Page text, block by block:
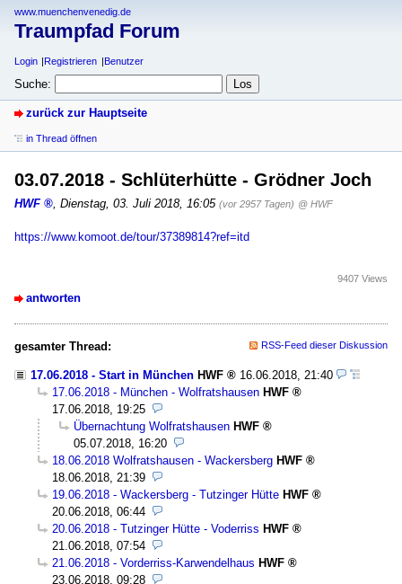
www.muenchenvenedig.de
Traumpfad Forum
Login Registrieren Benutzer
Suche:
zurück zur Hauptseite
in Thread öffnen
03.07.2018 - Schlüterhütte - Grödner Joch
HWF Dienstag, 03. Juli 2018, 16:05 (vor 2957 Tagen) @ HWF
https://www.komoot.de/tour/37389814?ref=itd
antworten
9407 Views
gesamter Thread: RSS-Feed dieser Diskussion
17.06.2018 - Start in München HWF
16.06.2018, 21:40
17.06.2018 - München - Wolfratshausen HWF
17.06.2018, 19:25
Übernachtung Wolfratshausen HWF
05.07.2018, 16:20
18.06.2018 Wolfratshausen - Wackersberg HWF
18.06.2018, 21:39
19.06.2018 - Wackersberg - Tutzinger Hütte HWF
20.06.2018, 06:44
20.06.2018 - Tutzinger Hütte - Voderriss HWF
21.06.2018, 07:54
21.06.2018 - Vorderriss-Karwendelhaus HWF
23.06.2018, 09:28